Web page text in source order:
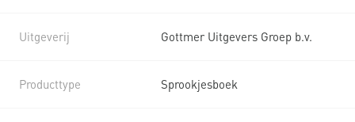
Uitgeverij Gottmer Uitgevers Groep b.v.
Producttype Sprookjesboek